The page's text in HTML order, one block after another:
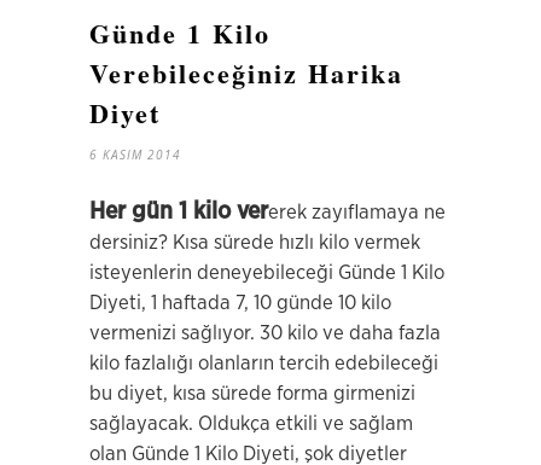
Günde 1 Kilo
Verebileceğiniz Harika
Diyet
6 KASIM 2014
Her gün 1 kilo vererek zayıflamaya ne
dersiniz? Kısa sürede hızlı kilo vermek
isteyenlerin deneyebileceği Günde 1 Kilo
Diyeti, 1 haftada 7, 10 günde 10 kilo
vermenizi sağlıyor. 30 kilo ve daha fazla
kilo fazlalığı olanların tercih edebileceği
bu diyet, kısa sürede forma girmenizi
sağlayacak. Oldukça etkili ve sağlam
olan Günde 1 Kilo Diyeti, şok diyetler